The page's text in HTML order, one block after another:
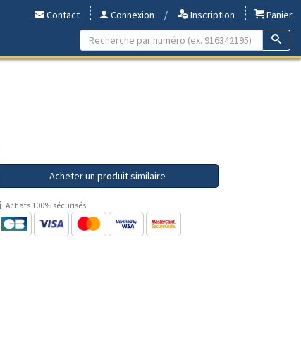
Contact Connexion / Inscription
Panier
Acheter un produit similaire
Achats 100% sécurisés